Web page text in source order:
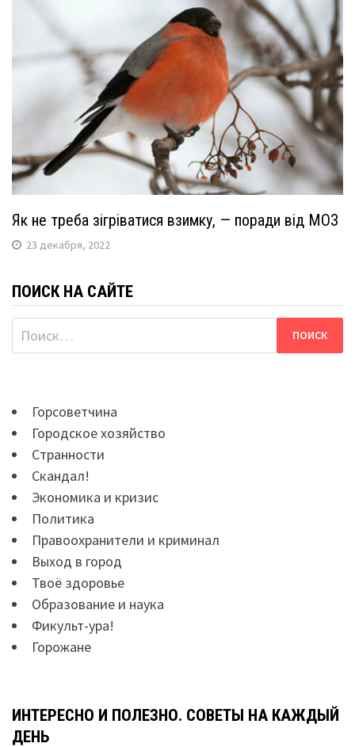
Як не треба зігріватися взимку, — поради від МОЗ
23 декабря, 2022
ПОИСК НА САЙТЕ
Найти:
Горсоветчина
Городское хозяйство
Странности
Скандал!
Экономика и кризис
Политика
Правоохранители и криминал
Выход в город
Твоё здоровье
Образование и наука
Фикульт-ура!
Горожане
ИНТЕРЕСНО И ПОЛЕЗНО. СОВЕТЫ НА КАЖДЫЙ
ДЕНЬ